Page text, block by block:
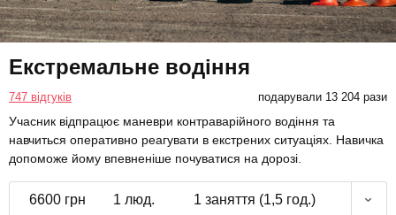
Екстремальне водіння
747 відгуків подарували 13 204 рази
Учасник відпрацює маневри контраварійного водіння та
навчиться оперативно реагувати в екстрених ситуаціях. Навичка
допоможе йому впевненіше почуватися на дорозі.
6600 грн 1 люд. 1 заняття (1,5 год.)